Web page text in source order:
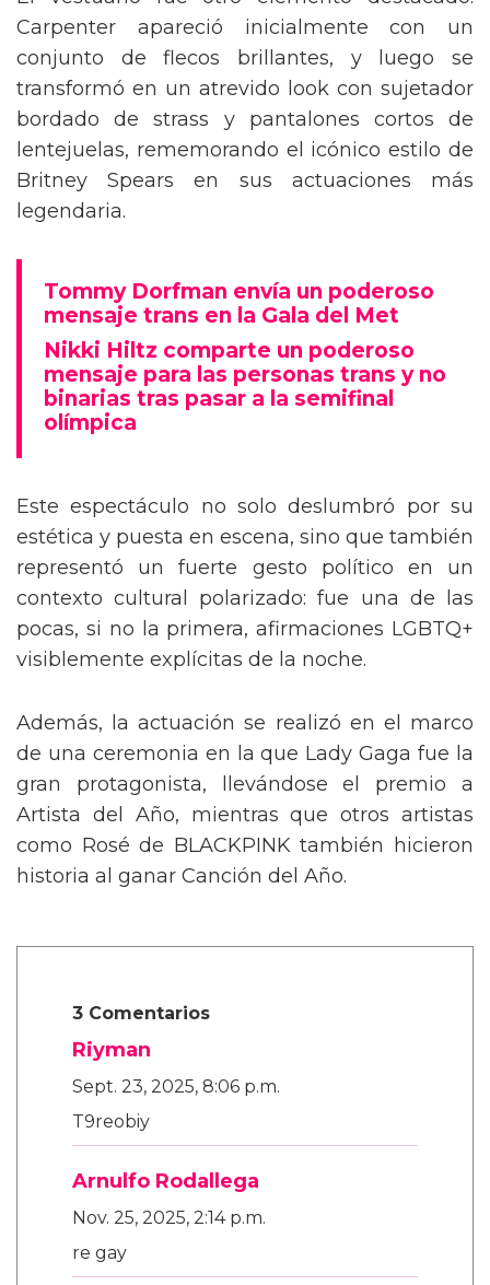
El vestuario fue otro elemento destacado:
Carpenter apareció inicialmente con un
conjunto de flecos brillantes, y luego se
transformó en un atrevido look con sujetador
bordado de strass y pantalones cortos de
lentejuelas, rememorando el icónico estilo de
Britney Spears en sus actuaciones más
legendaria.
Tommy Dorfman envía un poderoso
mensaje trans en la Gala del Met
Nikki Hiltz comparte un poderoso
mensaje para las personas trans y no
binarias tras pasar a la semifinal
olímpica
Este espectáculo no solo deslumbró por su
estética y puesta en escena, sino que también
representó un fuerte gesto político en un
contexto cultural polarizado: fue una de las
pocas, si no la primera, afirmaciones LGBTQ+
visiblemente explícitas de la noche.
Además, la actuación se realizó en el marco
de una ceremonia en la que Lady Gaga fue la
gran protagonista, llevándose el premio a
Artista del Año, mientras que otros artistas
como Rosé de BLACKPINK también hicieron
historia al ganar Canción del Año.
Riyman
Arnulfo Rodallega